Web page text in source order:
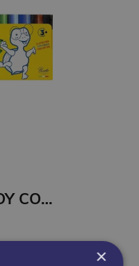
Plastilīns TOY COLOR 12 krāsas
×